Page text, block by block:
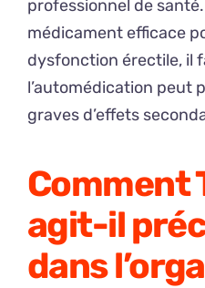
professionnel de
médicament efficace
dysfonction érectile, il
l’automédication peut
graves d’effets
Comment
agit-il
dans